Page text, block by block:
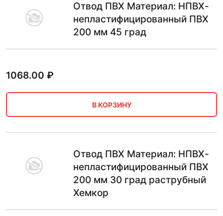
Отвод ПВХ Материал: НПВХ-
непластифицированный ПВХ
200 мм 45 град
1068.00 ₽
В КОРЗИНУ
Отвод ПВХ Материал: НПВХ-
непластифицированный ПВХ
200 мм 30 град раструбный
Хемкор